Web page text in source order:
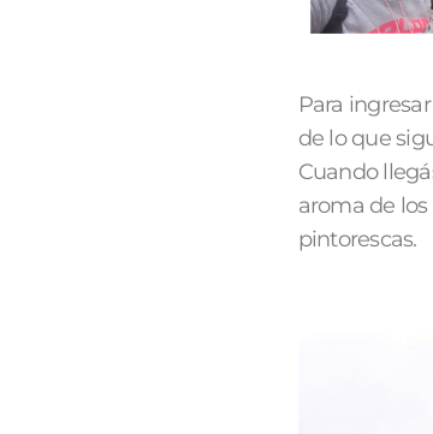
Para
de lo que
Cuando
aroma de
pintorescas.